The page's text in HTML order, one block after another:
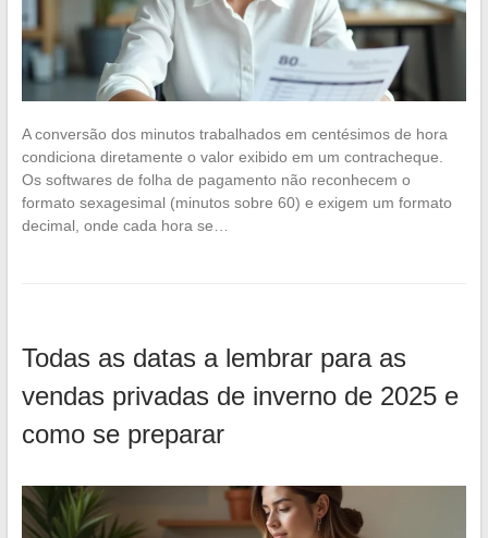
A conversão dos minutos trabalhados em centésimos de hora
condiciona diretamente o valor exibido em um contracheque.
Os softwares de folha de pagamento não reconhecem o
formato sexagesimal (minutos sobre 60) e exigem um formato
decimal, onde cada hora se…
Todas as datas a lembrar para as
vendas privadas de inverno de 2025 e
como se preparar